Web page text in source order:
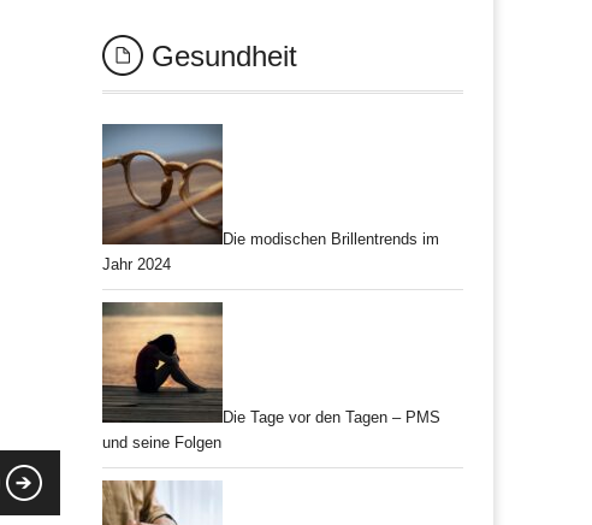
Gesundheit
Die modischen Brillentrends im
Jahr 2024
Die Tage vor den Tagen – PMS
und seine Folgen